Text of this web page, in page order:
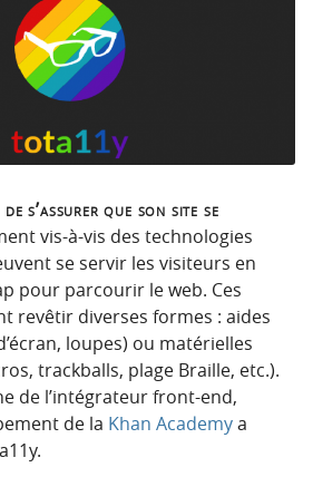
s’assurer que son site se
vis-à-vis des technologies
se servir les visiteurs en
pour parcourir le web. Ces
revêtir diverses formes : aides
loupes) ou matérielles
trackballs, plage Braille, etc.).
de l’intégrateur front-end,
de la Khan Academya